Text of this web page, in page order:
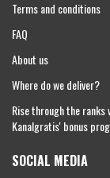
Terms and conditions
FAQ
About us
Where do we deliver?
Rise through the ranks
Kanalgratis' bonus
SOCIAL MEDIA